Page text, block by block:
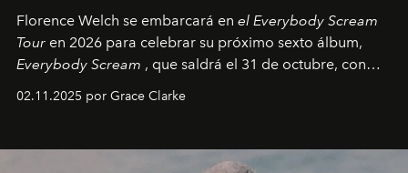
Florence Welch se embarcará en el Everybody Scream
Tour en 2026 para celebrar su próximo sexto álbum,
Everybody Scream , que saldrá el 31 de octubre, con
fechas en Norteamérica a partir de abril del próximo
02.11.2025 por Grace Clarke